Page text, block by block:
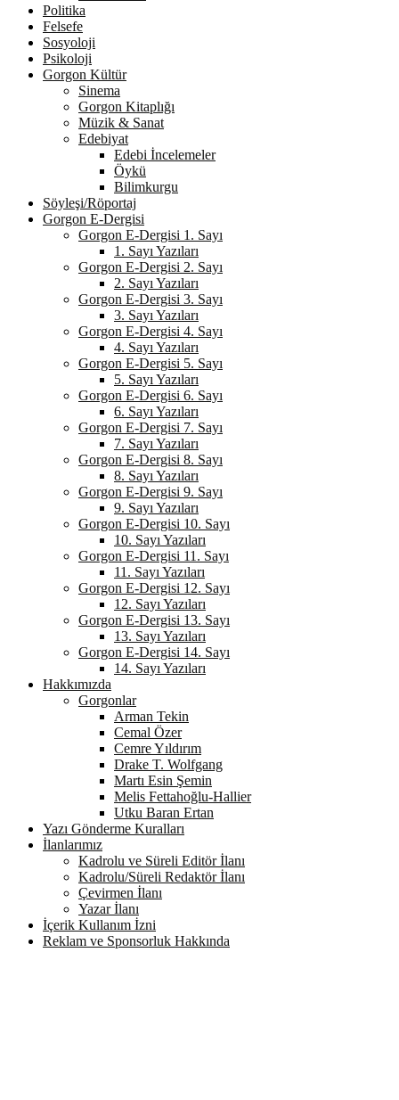
Politika
Felsefe
Sosyoloji
Psikoloji
Gorgon Kültür
Sinema
Gorgon Kitaplığı
Müzik & Sanat
Edebiyat
Edebi İncelemeler
Öykü
Bilimkurgu
Söyleşi/Röportaj
Gorgon E-Dergisi
Gorgon E-Dergisi 1. Sayı
1. Sayı Yazıları
Gorgon E-Dergisi 2. Sayı
2. Sayı Yazıları
Gorgon E-Dergisi 3. Sayı
3. Sayı Yazıları
Gorgon E-Dergisi 4. Sayı
4. Sayı Yazıları
Gorgon E-Dergisi 5. Sayı
5. Sayı Yazıları
Gorgon E-Dergisi 6. Sayı
6. Sayı Yazıları
Gorgon E-Dergisi 7. Sayı
7. Sayı Yazıları
Gorgon E-Dergisi 8. Sayı
8. Sayı Yazıları
Gorgon E-Dergisi 9. Sayı
9. Sayı Yazıları
Gorgon E-Dergisi 10. Sayı
10. Sayı Yazıları
Gorgon E-Dergisi 11. Sayı
11. Sayı Yazıları
Gorgon E-Dergisi 12. Sayı
12. Sayı Yazıları
Gorgon E-Dergisi 13. Sayı
13. Sayı Yazıları
Gorgon E-Dergisi 14. Sayı
14. Sayı Yazıları
Hakkımızda
Gorgonlar
Arman Tekin
Cemal Özer
Cemre Yıldırım
Drake T. Wolfgang
Martı Esin Şemin
Melis Fettahoğlu-Hallier
Utku Baran Ertan
Yazı Gönderme Kuralları
İlanlarımız
Kadrolu ve Süreli Editör İlanı
Kadrolu/Süreli Redaktör İlanı
Çevirmen İlanı
Yazar İlanı
İçerik Kullanım İzni
Reklam ve Sponsorluk Hakkında